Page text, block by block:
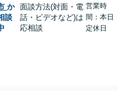
か
談
面談方法(対面・電
話・ビデオなど)は
応相談
営業時
間：本日
定休日